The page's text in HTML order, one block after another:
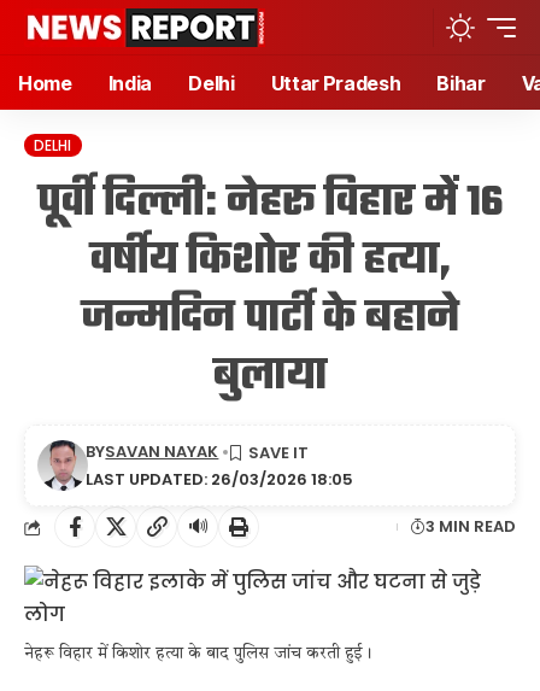
Home India Delhi Uttar Pradesh Bihar
DELHI
पूर्वी दिल्ली: नेहरू विहार में 16
वर्षीय किशोर की हत्या,
जन्मदिन पार्टी के बहाने
बुलाया
LAST UPDATED: 26/03/2026 18:05
BYSAVAN NAYAK
🔊 3 MIN READ
नेहरू विहार में किशोर हत्या के बाद पुलिस जांच करती हुई।